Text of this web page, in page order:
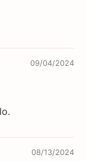
09/04/2024
08/13/2024